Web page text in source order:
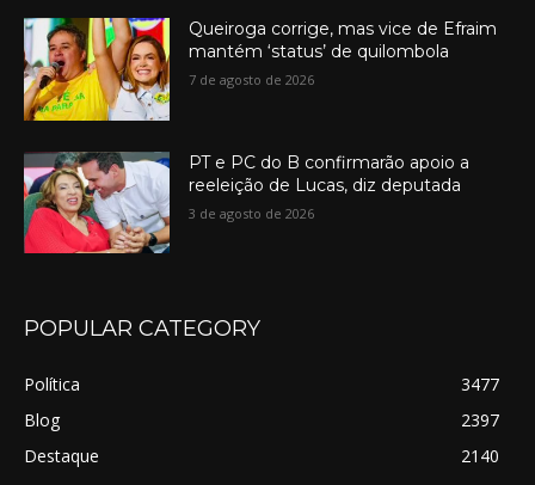
Queiroga corrige, mas vice de Efraim
mantém ‘status’ de quilombola
7 de agosto de 2026
PT e PC do B confirmarão apoio a
reeleição de Lucas, diz deputada
3 de agosto de 2026
POPULAR CATEGORY
Política
3477
Blog
2397
Destaque
2140